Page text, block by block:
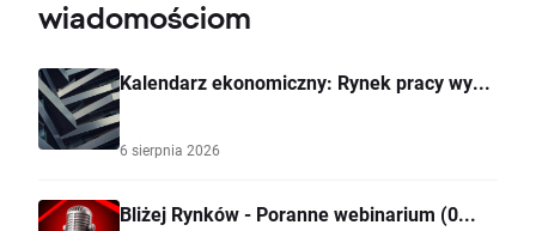
wiadomościom
Kalendarz ekonomiczny: Rynek pracy wy...
6 sierpnia 2026
Bliżej Rynków - Poranne webinarium (0...